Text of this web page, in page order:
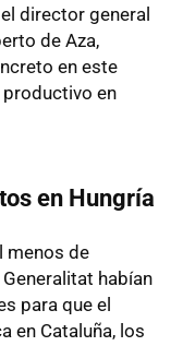
director general
de Aza,
en este
en
en Hungría
menos de
habían
para que el
en Cataluña, los